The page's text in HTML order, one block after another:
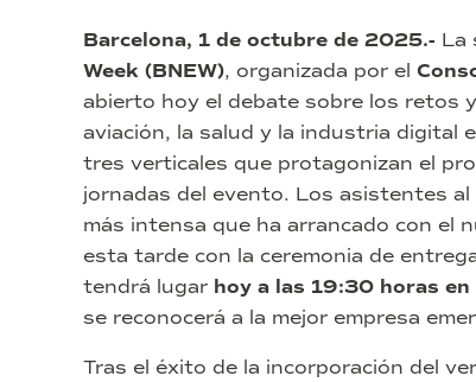
Barcelona, 1 de octubre de 2025.- La
Week (BNEW), organizada por el
abierto hoy el debate sobre los retos
aviación, la salud y la industria digital
tres verticales que protagonizan el
jornadas del evento. Los asistentes
más intensa que ha arrancado con el
esta tarde con la ceremonia de
tendrá lugar hoy a las 19:30 horas
se reconocerá a la mejor empresa
Tras el éxito de la incorporación del